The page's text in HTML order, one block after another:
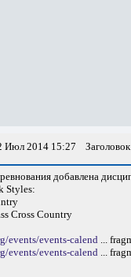
Июл 2014 15:27
добавлена
Styles:
Cross Country
events/events-calend...
events/events-calend...